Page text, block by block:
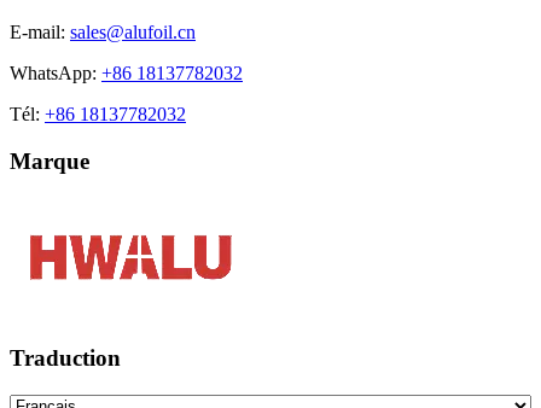
E-mail: sales@alufoil.cn
WhatsApp: +86 18137782032
Tél: +86 18137782032
Marque
Traduction